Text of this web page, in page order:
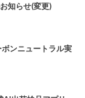
知らせ(変更)
ンニュートラル実